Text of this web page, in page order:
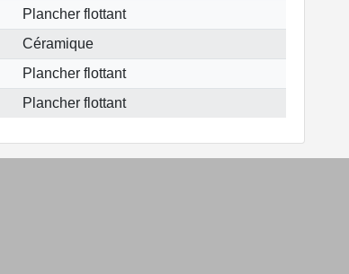
Plancher flottant
Céramique
Plancher flottant
Plancher flottant